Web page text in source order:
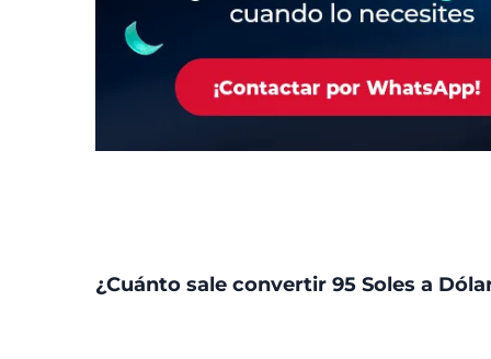
¿Cuánto sale convertir 95 Soles a